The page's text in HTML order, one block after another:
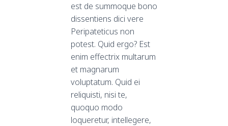
est de summoque bono
dissentiens dici vere
Peripateticus non
potest. Quid ergo? Est
enim effectrix multarum
et magnarum
voluptatum. Quid ei
reliquisti, nisi te,
quoquo modo
loqueretur, intellegere,